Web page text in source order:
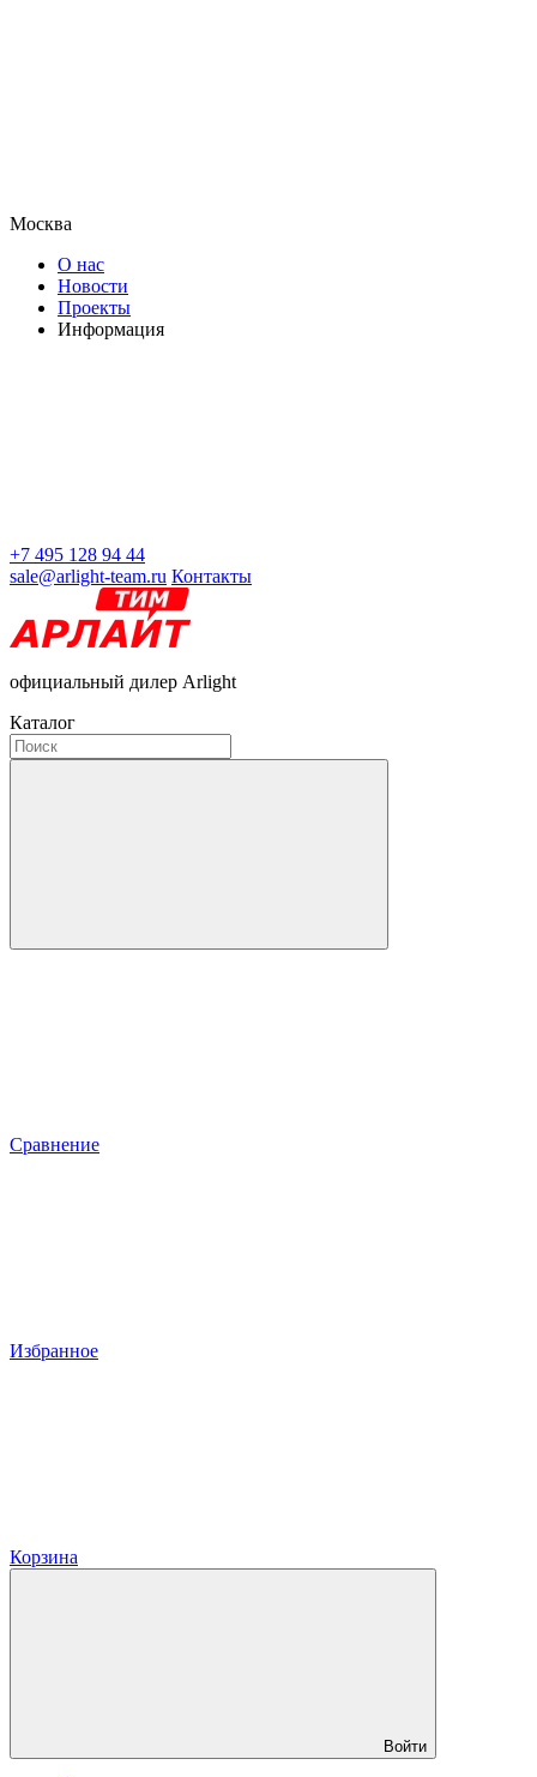
Москва
О нас
Новости
Проекты
Информация
+7 495 128 94 44
sale@arlight-team.ru Контакты
официальный дилер Arlight
Каталог
Сравнение
Избранное
Корзина
Войти